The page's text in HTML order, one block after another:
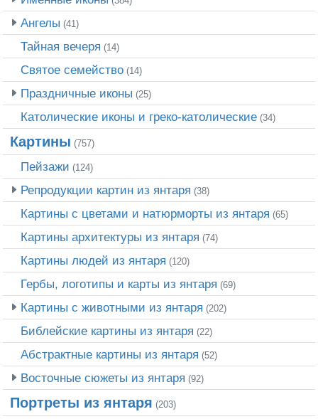
Ангелы (41)
Тайная вечеря (14)
Святое семейство (14)
Праздничные иконы (25)
Католические иконы и греко-католические (34)
Картины (757)
Пейзажи (124)
Репродукции картин из янтаря (38)
Картины с цветами и натюрморты из янтаря (65)
Картины архитектуры из янтаря (74)
Картины людей из янтаря (120)
Гербы, логотипы и карты из янтаря (69)
Картины с животными из янтаря (202)
Библейские картины из янтаря (22)
Абстрактные картины из янтаря (52)
Восточные сюжеты из янтаря (92)
Портреты из янтаря (203)